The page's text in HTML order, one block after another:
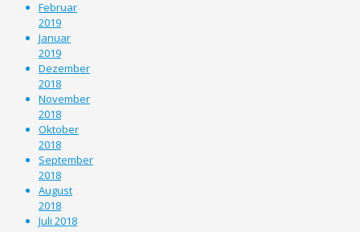
Februar
2019
Januar
2019
Dezember
2018
November
2018
Oktober
2018
September
2018
August
2018
Juli 2018